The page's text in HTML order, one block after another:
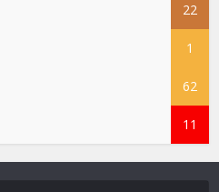
22
1
62
11